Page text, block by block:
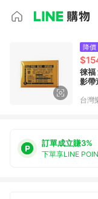
降價
徠福
影
台灣
訂單成立賺3%
下單享LINE